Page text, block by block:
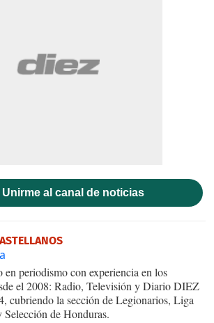
Unirme al canal de noticias
en periodismo con experiencia en los
el 2008: Radio, Televisión y Diario DIEZ
cubriendo la sección de Legionarios, Liga
de Honduras.